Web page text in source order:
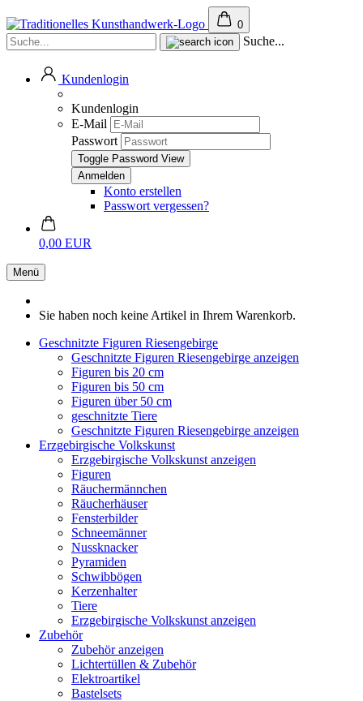
0
Suche...
Kundenlogin
Kundenlogin
E-Mail
Passwort
Toggle Password View
Konto erstellen
Passwort vergessen?
0,00 EUR
Menü
Sie haben noch keine Artikel in Ihrem Warenkorb.
Geschnitzte Figuren Riesengebirge
Geschnitzte Figuren Riesengebirge anzeigen
Figuren bis 20 cm
Figuren bis 50 cm
Figuren über 50 cm
geschnitzte Tiere
Geschnitzte Figuren Riesengebirge anzeigen
Erzgebirgische Volkskunst
Erzgebirgische Volkskunst anzeigen
Figuren
Räuchermännchen
Räucherhäuser
Fensterbilder
Schneemänner
Nussknacker
Pyramiden
Schwibbögen
Kerzenhalter
Tiere
Erzgebirgische Volkskunst anzeigen
Zubehör
Zubehör anzeigen
Lichtertüllen & Zubehör
Elektroartikel
Bastelsets